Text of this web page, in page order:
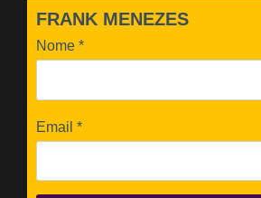
FRANK MENEZES
Nome *
Email *